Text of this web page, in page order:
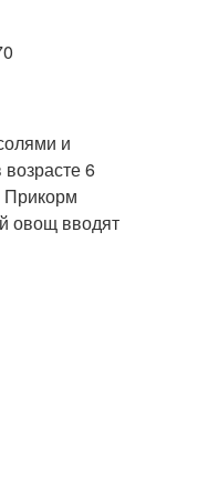
и
6
Прикорм
овощ вводят